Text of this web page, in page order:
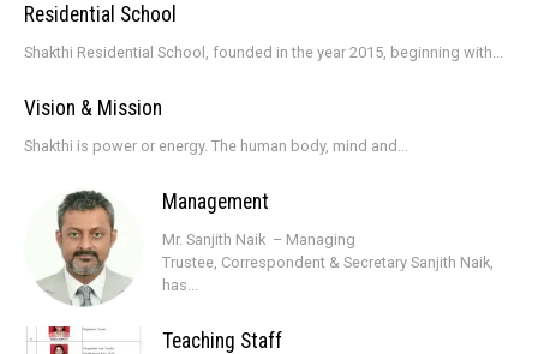
Residential School
Shakthi Residential School, founded in the year 2015, beginning with...
Vision & Mission
Shakthi is power or energy. The human body, mind and...
Management
Mr. Sanjith Naik – Managing
Trustee, Correspondent & Secretary Sanjith Naik,
has...
Teaching Staff